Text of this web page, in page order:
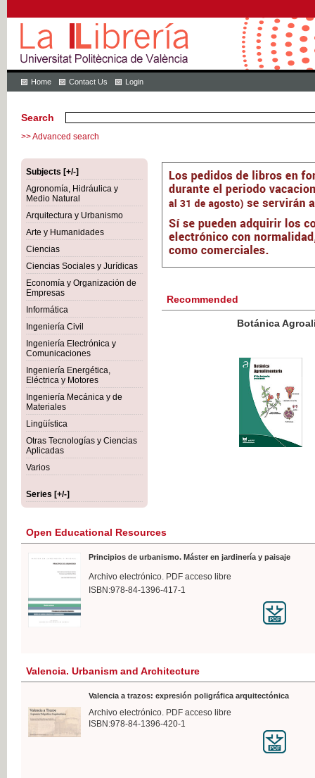
Home Contact Us Login
Search
>> Advanced search
Subjects [+/-]
Agronomía, Hidráulica y
Medio Natural
Arquitectura y Urbanismo
Arte y Humanidades
Ciencias
Ciencias Sociales y Jurídicas
Economía y Organización de
Empresas
Informática
Ingeniería Civil
Ingeniería Electrónica y
Comunicaciones
Ingeniería Energética,
Eléctrica y Motores
Ingeniería Mecánica y de
Materiales
Lingüística
Otras Tecnologías y Ciencias
Aplicadas
Varios
Series [+/-]
Recommended
Botánica Agroalimentaria
VAT
Open Educational Resources
Principios de urbanismo. Máster en jardinería y paisaje
Archivo electrónico. PDF acceso libre
ISBN:978-84-1396-417-1
Valencia. Urbanism and Architecture
Valencia a trazos: expresión poligráfica arquitectónica
Archivo electrónico. PDF acceso libre
ISBN:978-84-1396-420-1